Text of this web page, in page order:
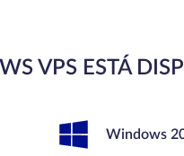
VPS ESTÁ
Windows